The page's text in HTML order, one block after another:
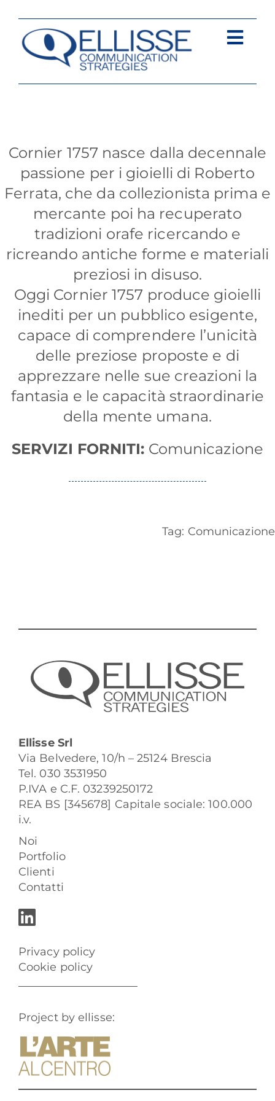
contenuto
Contents
Contatti
Cornier 1757 nasce dalla decennale
passione per i gioielli di Roberto
Ferrata, che da collezionista prima e
mercante poi ha recuperato
tradizioni orafe ricercando e
ricreando antiche forme e materiali
preziosi in disuso.
Oggi Cornier 1757 produce gioielli
inediti per un pubblico esigente,
capace di comprendere l’unicità
delle preziose proposte e di
apprezzare nelle sue creazioni la
fantasia e le capacità straordinarie
della mente umana.
SERVIZI FORNITI: Comunicazione
Tag: Comunicazione
Ellisse Srl
Via Belvedere, 10/h – 25124 Brescia
Tel. 030 3531950
P.IVA e C.F. 03239250172
REA BS [345678] Capitale sociale: 100.000
i.v.
Noi
Portfolio
Clienti
Contatti
Privacy policy
Cookie policy
Project by ellisse: